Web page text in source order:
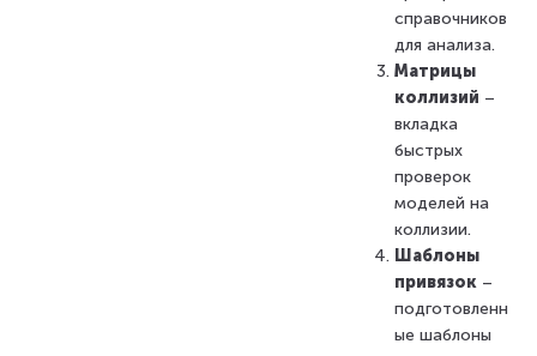
справочников
для анализа.
Матрицы
коллизий –
вкладка
быстрых
проверок
моделей на
коллизии.
Шаблоны
привязок–
подготовленн
ые шаблоны